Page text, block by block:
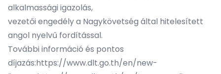
alkalmassági igazolás,
vezetői engedély a Nagykövetség által hitelesített
angol nyelvű fordítással.
További információ és pontos
díjazás:https://www.dlt.go.th/en/new-